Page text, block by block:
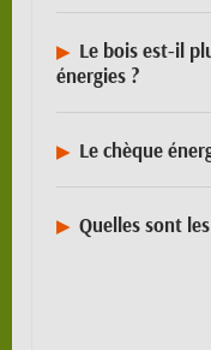
Le bois est-il
énergies ?
Le chèque
Quelles sont